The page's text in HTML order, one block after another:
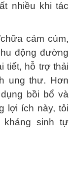
nhiều khi tác
cảm cúm,
động đường
tiết, hỗ trợ thải
ung thư. Hơn
bồi bổ và
lợi ích này, tỏi
kháng sinh tự